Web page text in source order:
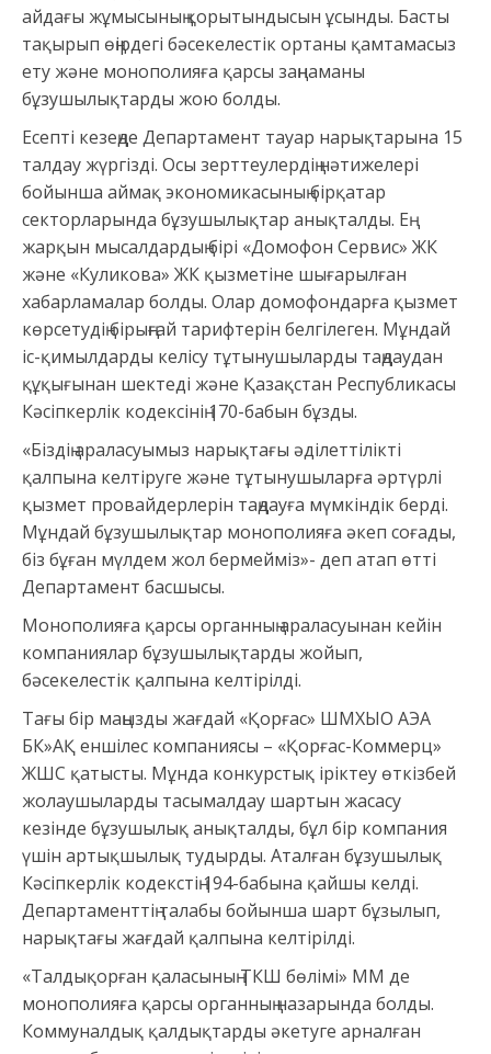
айдағы жұмысының қорытындысын ұсынды. Басты
тақырып өңірдегі бәсекелестік ортаны қамтамасыз
ету және монополияға қарсы заңнаманы
бұзушылықтарды жою болды.
Есепті кезеңде Департамент тауар нарықтарына 15
талдау жүргізді. Осы зерттеулердің нәтижелері
бойынша аймақ экономикасының бірқатар
секторларында бұзушылықтар анықталды. Ең
жарқын мысалдардың бірі «Домофон Сервис» ЖК
және «Куликова» ЖК қызметіне шығарылған
хабарламалар болды. Олар домофондарға қызмет
көрсетудің бірыңғай тарифтерін белгілеген. Мұндай
іс-қимылдарды келісу тұтынушыларды таңдаудан
құқығынан шектеді және Қазақстан Республикасы
Кәсіпкерлік кодексінің 170-бабын бұзды.
«Біздің араласуымыз нарықтағы әділеттілікті
қалпына келтіруге және тұтынушыларға әртүрлі
қызмет провайдерлерін таңдауға мүмкіндік берді.
Мұндай бұзушылықтар монополияға әкеп соғады,
біз бұған мүлдем жол бермейміз»- деп атап өтті
Департамент басшысы.
Монополияға қарсы органның араласуынан кейін
компаниялар бұзушылықтарды жойып,
бәсекелестік қалпына келтірілді.
Тағы бір маңызды жағдай «Қорғас» ШМХЫО АЭА
БК»АҚ еншілес компаниясы – «Қорғас-Коммерц»
ЖШС қатысты. Мұнда конкурстық іріктеу өткізбей
жолаушыларды тасымалдау шартын жасасу
кезінде бұзушылық анықталды, бұл бір компания
үшін артықшылық тудырды. Аталған бұзушылық
Кәсіпкерлік кодекстің 194-бабына қайшы келді.
Департаменттің талабы бойынша шарт бұзылып,
нарықтағы жағдай қалпына келтірілді.
«Талдықорған қаласының ТКШ бөлімі» ММ де
монополияға қарсы органның назарында болды.
Коммуналдық қалдықтарды әкетуге арналған